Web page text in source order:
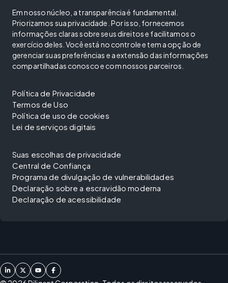
Em nosso núcleo, a transparência é fundamental.
Priorizamos sua privacidade. Por isso, fornecemos
informações claras sobre seus direitos e facilitamos o
exercício deles. Você está no controle e tem a opção de
gerenciar suas preferências e a extensão das informações
compartilhadas conosco e com nossos parceiros.
Política de Privacidade
Termos de Uso
Política de uso de cookies
Lei de serviços digitais
Suas escolhas de privacidade
Central de Confiança
Programa de divulgação de vulnerabilidades
Declaração sobre a escravidão moderna
Declaração de acessibilidade